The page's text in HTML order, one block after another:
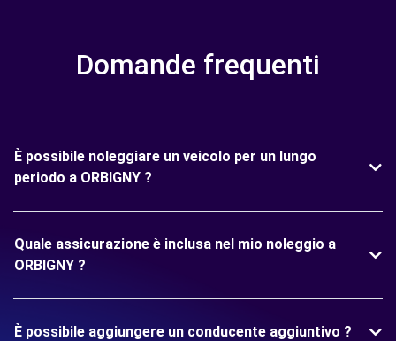
Domande frequenti
È possibile noleggiare un veicolo per un lungo
periodo a ORBIGNY ?
Quale assicurazione è inclusa nel mio noleggio a
ORBIGNY ?
È possibile aggiungere un conducente aggiuntivo ?